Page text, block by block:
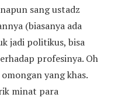
sang ustadz
(biasanya ada
jadi politikus, bisa
profesinya. Oh
yang khas.
minat para